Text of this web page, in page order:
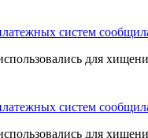
систем
для
систем
для